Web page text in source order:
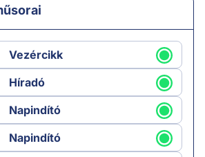
Vezércikk
Híradó
Napindító
Napindító